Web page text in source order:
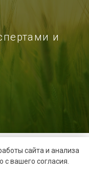
и
сайта и анализа
вашего согласия.